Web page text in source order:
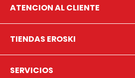
ATENCION AL CLIENTE
TIENDAS EROSKI
SERVICIOS